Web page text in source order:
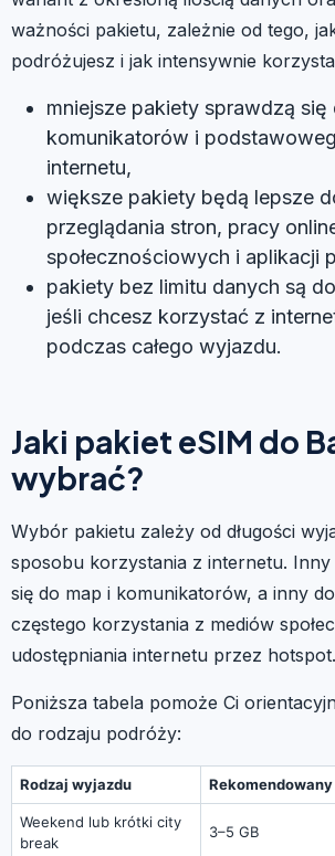
ważności pakietu, zależnie od tego,
podróżujesz i jak intensywnie
mniejsze pakiety sprawdzą się
komunikatorów i
internetu,
większe pakiety będą lepsze
przeglądania stron, pracy
społecznościowych i aplikacji
pakiety bez limitu danych są
jeśli chcesz korzystać z
podczas całego wyjazdu.
Jaki pakiet eSIM do
wybrać?
Wybór pakietu zależy od długości
sposobu korzystania z internetu.
się do map i komunikatorów, a inny
częstego korzystania z mediów
udostępniania internetu przez hotspot.
Poniższa tabela pomoże Ci
do rodzaju podróży:
Rodzaj wyjazdu
Weekend lub krótki city
break
3–5 GB